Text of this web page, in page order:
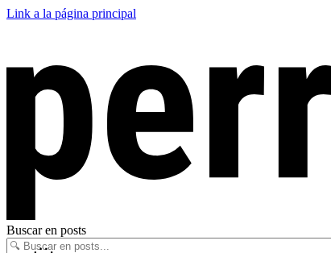
Link a la página principal
Buscar en posts